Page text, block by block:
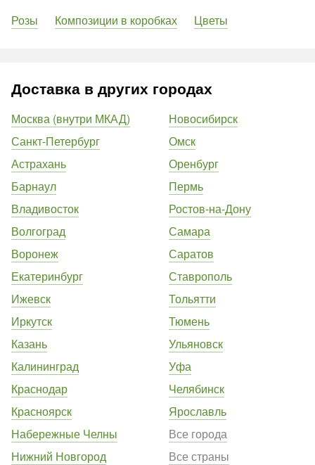
Розы Композиции в коробках Цветы
Доставка в других городах
Москва (внутри МКАД)
Санкт-Петербург
Астрахань
Барнаул
Владивосток
Волгоград
Воронеж
Екатеринбург
Ижевск
Иркутск
Казань
Калининград
Краснодар
Красноярск
Набережные Челны
Нижний Новгород
Новосибирск
Омск
Оренбург
Пермь
Ростов-на-Дону
Самара
Саратов
Ставрополь
Тольятти
Тюмень
Ульяновск
Уфа
Челябинск
Ярославль
Все города
Все страны